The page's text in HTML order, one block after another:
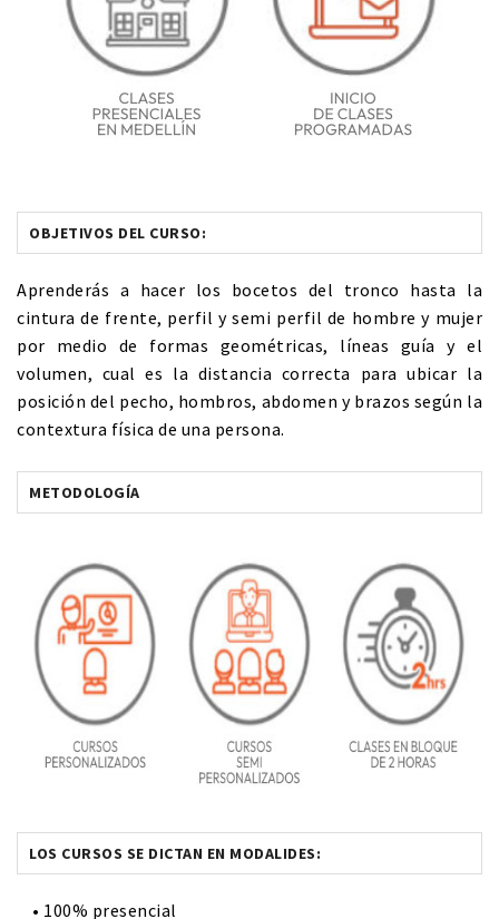
OBJETIVOS DEL CURSO:
Aprenderás a hacer los bocetos del tronco hasta la
cintura de frente, perfil y semi perfil de hombre y mujer
por medio de formas geométricas, líneas guía y el
volumen, cual es la distancia correcta para ubicar la
posición del pecho, hombros, abdomen y brazos según la
contextura física de una persona.
METODOLOGÍA
LOS CURSOS SE DICTAN EN MODALIDES:
• 100% presencial